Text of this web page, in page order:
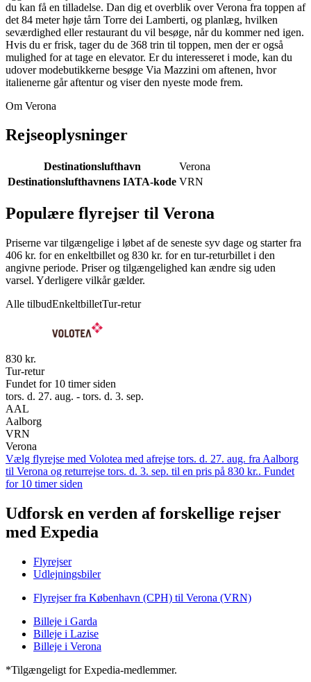
du kan få en tilladelse. Dan dig et overblik over Verona fra toppen af
det 84 meter høje tårn Torre dei Lamberti, og planlæg, hvilken
seværdighed eller restaurant du vil besøge, når du kommer ned igen.
Hvis du er frisk, tager du de 368 trin til toppen, men der er også
mulighed for at tage en elevator. Er du interesseret i mode, kan du
udover modebutikkerne besøge Via Mazzini om aftenen, hvor
italienerne går aftentur og viser den nyeste mode frem.
Om Verona
Rejseoplysninger
Destinationslufthavn
Verona
Destinationslufthavnens IATA-kode VRN
Populære flyrejser til Verona
Priserne var tilgængelige i løbet af de seneste syv dage og starter fra
406 kr. for en enkeltbillet og 830 kr. for en tur-returbillet i den
angivne periode. Priser og tilgængelighed kan ændre sig uden
varsel. Yderligere vilkår gælder.
Alle tilbudEnkeltbilletTur-retur
830 kr.
Tur-retur
Fundet for 10 timer siden
tors. d. 27. aug. - tors. d. 3. sep.
AAL
Aalborg
VRN
Verona
Vælg flyrejse med Volotea med afrejse tors. d. 27. aug. fra Aalborg
til Verona og returrejse tors. d. 3. sep. til en pris på 830 kr.. Fundet
for 10 timer siden
Udforsk en verden af forskellige rejser
med Expedia
Flyrejser
Udlejningsbiler
Flyrejser fra København (CPH) til Verona (VRN)
Billeje i Garda
Billeje i Lazise
Billeje i Verona
*Tilgængeligt for Expedia-medlemmer.